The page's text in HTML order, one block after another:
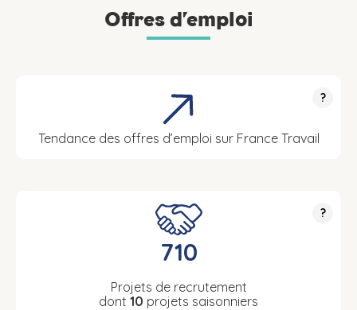
Offres d’emploi
?
Tendance des offres d’emploi sur France Travail
?
710
Projets de recrutement
dont 10 projets saisonniers